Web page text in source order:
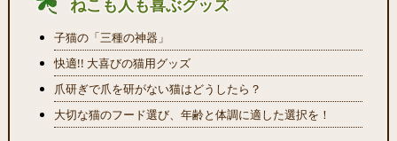
子猫の「三種の神器」
快適!! 大喜びの猫用グッズ
爪研ぎで爪を研がない猫はどうしたら？
大切な猫のフード選び、年齢と体調に適した選択を！